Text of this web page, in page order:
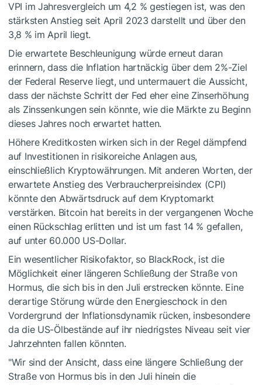
VPI im Jahresvergleich um 4,2 % gestiegen ist, was den
stärksten Anstieg seit April 2023 darstellt und über den
3,8 % im April liegt.
Die erwartete Beschleunigung würde erneut daran
erinnern, dass die Inflation hartnäckig über dem 2%-Ziel
der Federal Reserve liegt, und untermauert die Aussicht,
dass der nächste Schritt der Fed eher eine Zinserhöhung
als Zinssenkungen sein könnte, wie die Märkte zu Beginn
dieses Jahres noch erwartet hatten.
Höhere Kreditkosten wirken sich in der Regel dämpfend
auf Investitionen in risikoreiche Anlagen aus,
einschließlich Kryptowährungen. Mit anderen Worten, der
erwartete Anstieg des Verbraucherpreisindex (CPI)
könnte den Abwärtsdruck auf dem Kryptomarkt
verstärken. Bitcoin hat bereits in der vergangenen Woche
einen Rückschlag erlitten und ist um fast 14 % gefallen,
auf unter 60.000 US-Dollar.
Ein wesentlicher Risikofaktor, so BlackRock, ist die
Möglichkeit einer längeren Schließung der Straße von
Hormus, die sich bis in den Juli erstrecken könnte. Eine
derartige Störung würde den Energieschock in den
Vordergrund der Inflationsdynamik rücken, insbesondere
da die US-Ölbestände auf ihr niedrigstes Niveau seit vier
Jahrzehnten fallen könnten.
"Wir sind der Ansicht, dass eine längere Schließung der
Straße von Hormus bis in den Juli hinein die